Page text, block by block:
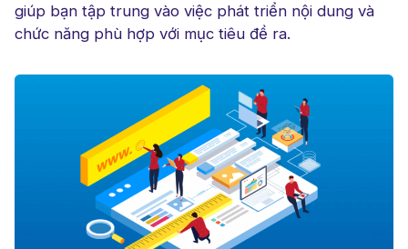
giúp bạn tập trung vào việc phát triển nội dung và
chức năng phù hợp với mục tiêu đề ra.